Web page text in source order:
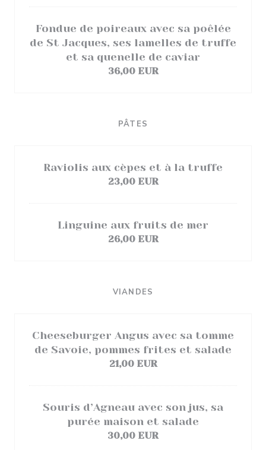
Fondue de poireaux avec sa poêlée
de St Jacques, ses lamelles de truffe
et sa quenelle de caviar
36,00 EUR
PÂTES
Raviolis aux cèpes et à la truffe
23,00 EUR
Linguine aux fruits de mer
26,00 EUR
VIANDES
Cheeseburger Angus avec sa tomme
de Savoie, pommes frites et salade
21,00 EUR
Souris d’Agneau avec son jus, sa
purée maison et salade
30,00 EUR